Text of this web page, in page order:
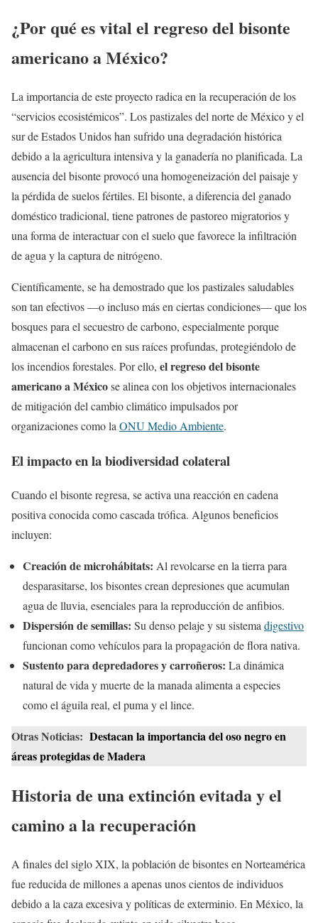
¿Por qué es vital el regreso del bisonte
americano a México?
La importancia de este proyecto radica en la recuperación de los
“servicios ecosistémicos”. Los pastizales del norte de México y el
sur de Estados Unidos han sufrido una degradación histórica
debido a la agricultura intensiva y la ganadería no planificada. La
ausencia del bisonte provocó una homogeneización del paisaje y
la pérdida de suelos fértiles. El bisonte, a diferencia del ganado
doméstico tradicional, tiene patrones de pastoreo migratorios y
una forma de interactuar con el suelo que favorece la infiltración
de agua y la captura de nitrógeno.
Científicamente, se ha demostrado que los pastizales saludables
son tan efectivos —o incluso más en ciertas condiciones— que los
bosques para el secuestro de carbono, especialmente porque
almacenan el carbono en sus raíces profundas, protegiéndolo de
los incendios forestales. Por ello, el regreso del bisonte
americano a Méxicose alinea con los objetivos internacionales
de mitigación del cambio climático impulsados por
organizaciones como la ONU Medio Ambiente.
El impacto en la biodiversidad colateral
Cuando el bisonte regresa, se activa una reacción en cadena
positiva conocida como cascada trófica. Algunos beneficios
incluyen:
Creación de microhábitats: Al revolcarse en la tierra para
desparasitarse, los bisontes crean depresiones que acumulan
agua de lluvia, esenciales para la reproducción de anfibios.
Dispersión de semillas: Su denso pelaje y su sistemadigestivo
funcionan como vehículos para la propagación de flora nativa.
Sustento para depredadores y carroñeros: La dinámica
natural de vida y muerte de la manada alimenta a especies
como el águila real, el puma y el lince.
Otras Noticias: Destacan la importancia del oso negro en
áreas protegidas de Madera
Historia de una extinción evitada y el
camino a la recuperación
A finales del siglo XIX, la población de bisontes en Norteamérica
fue reducida de millones a apenas unos cientos de individuos
debido a la caza excesiva y políticas de exterminio. En México, la